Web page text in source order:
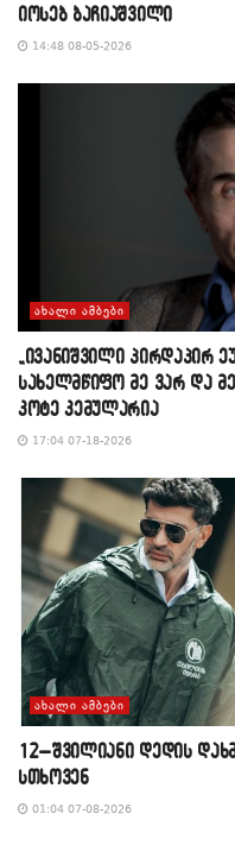
იოსებ ბაჩიაშვილი
14:48 08-05-2026
ᲐᲮᲐᲚᲘ ᲐᲛᲑᲔᲑᲘ
„ივანიშვილი პირდაპირ
სახელმწიფო მე ვარ და
კოტე კემულარია
17:04 07-18-2026
ᲐᲮᲐᲚᲘ ᲐᲛᲑᲔᲑᲘ
12–შვილიანი დედის
სთხოვენ
01:04 07-08-2026